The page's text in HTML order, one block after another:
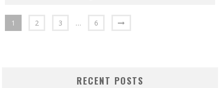
1 2 3 … 6
RECENT POSTS